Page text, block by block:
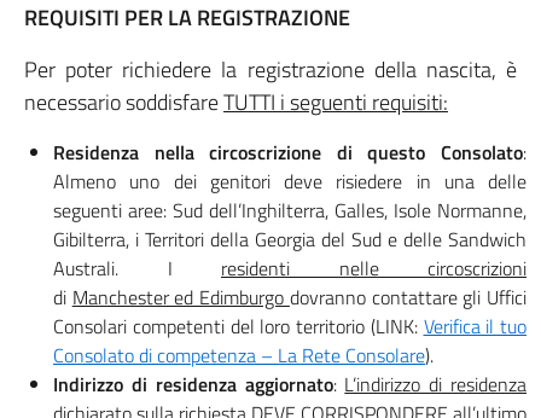
REQUISITI PER LA REGISTRAZIONE
Per poter richiedere la registrazione della nascita, è
necessario soddisfareTUTTI i seguenti requisiti:
Residenza nella circoscrizione di questo Consolato:
Almeno uno dei genitori deve risiedere in una delle
seguenti aree: Sud dell’Inghilterra, Galles, Isole Normanne,
Gibilterra, i Territori della Georgia del Sud e delle Sandwich
Australi. I residenti nelle circoscrizioni
di Manchester ed Edimburgo dovranno contattare gli Uffici
Consolari competenti del loro territorio (LINK: Verifica il tuo
Consolato di competenza – La Rete Consolare).
Indirizzo di residenza aggiornato: L’indirizzo di residenza